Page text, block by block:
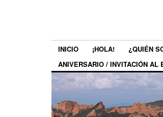
INICIO ¡HOLA! ¿QUIÉN
ANIVERSARIO / INVITACIÓN AL